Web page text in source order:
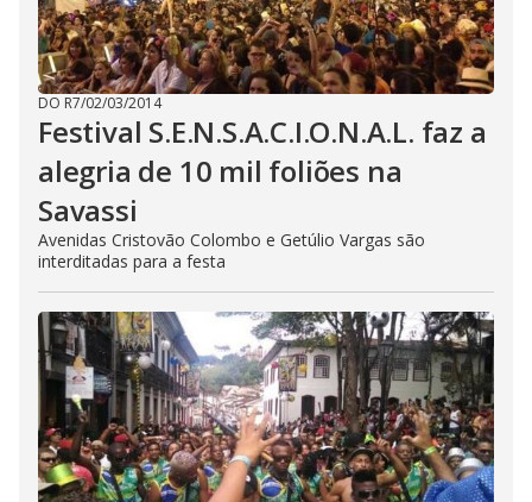
DO R7/02/03/2014
Festival S.E.N.S.A.C.I.O.N.A.L. faz a
alegria de 10 mil foliões na
Savassi
Avenidas Cristovão Colombo e Getúlio Vargas são
interditadas para a festa